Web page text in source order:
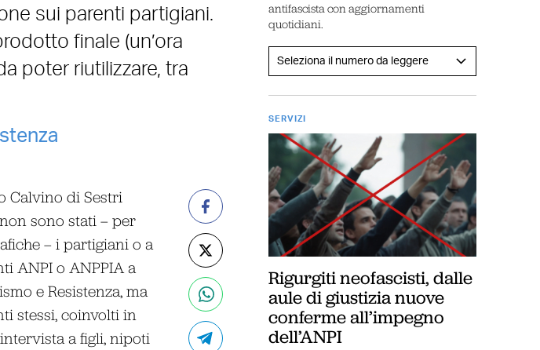
sui parenti partigiani.
finale (un’ora
poter riutilizzare, tra
Calvino di Sestri
sono stati – per
– i partigiani o a
ANPI o ANPPIA a
e Resistenza, ma
stessi, coinvolti in
a figli, nipoti
antifascista con aggiornamenti
quotidiani.
SERVIZI
Rigurgiti neofascisti, dalle
aule di giustizia nuove
conferme all’impegno
dell’ANPI